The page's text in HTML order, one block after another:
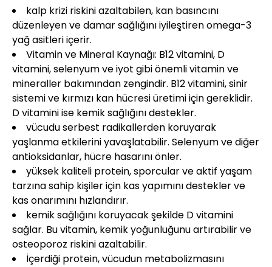
kalp krizi riskini azaltabilen, kan basıncını
düzenleyen ve damar sağlığını iyileştiren omega-3
yağ asitleri içerir.
Vitamin ve Mineral Kaynağı: B12 vitamini, D
vitamini, selenyum ve iyot gibi önemli vitamin ve
mineraller bakımından zengindir. B12 vitamini, sinir
sistemi ve kırmızı kan hücresi üretimi için gereklidir.
D vitamini ise kemik sağlığını destekler.
vücudu serbest radikallerden koruyarak
yaşlanma etkilerini yavaşlatabilir. Selenyum ve diğer
antioksidanlar, hücre hasarını önler.
yüksek kaliteli protein, sporcular ve aktif yaşam
tarzına sahip kişiler için kas yapımını destekler ve
kas onarımını hızlandırır.
kemik sağlığını koruyacak şekilde D vitamini
sağlar. Bu vitamin, kemik yoğunluğunu artırabilir ve
osteoporoz riskini azaltabilir.
İçerdiği protein, vücudun metabolizmasını